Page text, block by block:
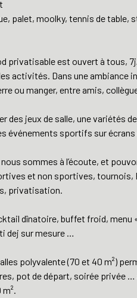
palet, moolky, tennis de table,
privatisable est ouvert à tous,
activités. Dans une ambiance
ou manger, entre amis,
des jeux de salle, une variétés
événements sportifs sur écrans
sommes à l’écoute, et
et non sportives, tournois,
privatisation.
dînatoire, buffet froid, menu
dej sur mesure …
polyvalente (70 et 40 m²)
pot de départ, soirée privée